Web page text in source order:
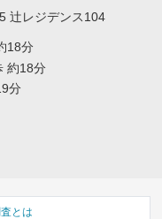
辻レジデンス104
18分
約18分
分
とは